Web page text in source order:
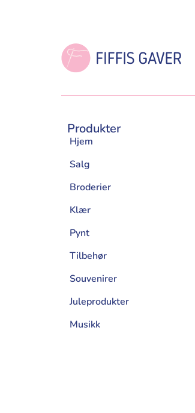
Produkter
Hjem
Salg
Broderier
Klær
Pynt
Tilbehør
Souvenirer
Juleprodukter
Musikk